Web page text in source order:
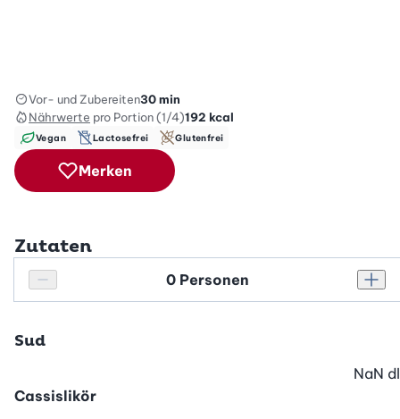
Vor- und Zubereiten30 min
Nährwerte pro Portion (1/4)192 kcal
Vegan Lactosefrei Glutenfrei
Merken
Zutaten
Personenanzahl verringern
Personenanzahl
Sud
Cassislikör
NaN dl